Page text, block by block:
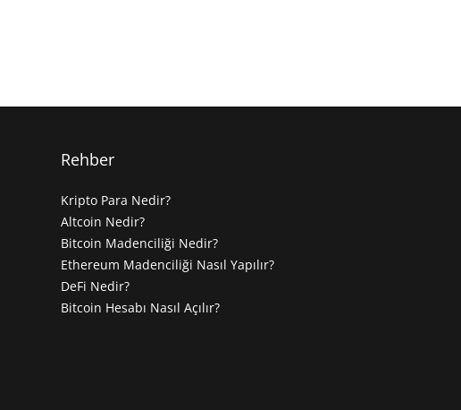
Rehber
Kripto Para Nedir?
Altcoin Nedir?
Bitcoin Madenciliği Nedir?
Ethereum Madenciliği Nasıl Yapılır?
DeFi Nedir?
Bitcoin Hesabı Nasıl Açılır?